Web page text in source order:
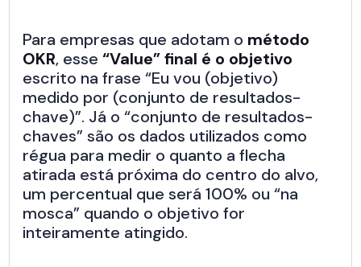
Para empresas que adotam o método
OKR, esse“Value” final é o objetivo
escrito na frase “Eu vou (objetivo)
medido por (conjunto de resultados-
chave)”. Já o “conjunto de resultados-
chaves” são os dados utilizados como
régua para medir o quanto a flecha
atirada está próxima do centro do alvo,
um percentual que será 100% ou “na
mosca” quando o objetivo for
inteiramente atingido.